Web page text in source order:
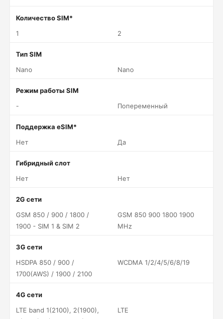
Количество SIM*
1
2
Тип SIM
Nano
Nano
Режим работы SIM
-
Попеременный
Поддержка eSIM*
Нет
Да
Гибридный слот
Нет
Нет
2G сети
GSM 850 / 900 / 1800 /
1900 - SIM 1 & SIM 2
GSM 850 900 1800 1900
MHz
3G сети
HSDPA 850 / 900 /
1700(AWS) / 1900 / 2100
WCDMA 1/2/4/5/6/8/19
4G сети
LTE band 1(2100), 2(1900),
LTE